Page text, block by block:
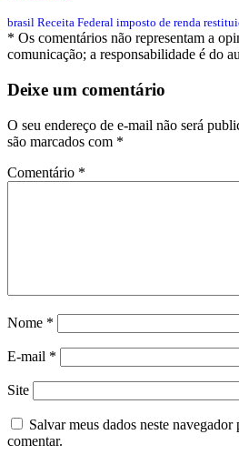
brasil Receita Federal imposto de renda
* Os comentários não representam a
comunicação; a responsabilidade é do
Deixe um comentário
O seu endereço de e-mail não será
são marcados com *
Comentário *
Nome *
E-mail *
Site
Salvar meus dados neste
comentar.